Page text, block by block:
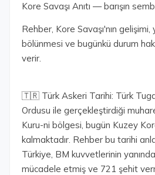
Kore Savaşı Anıtı — barışın
Rehber, Kore Savaşı'nın gelişimi,
bölünmesi ve bugünkü durum
verir.
🇹🇷 Türk Askeri Tarihi: Türk
Ordusu ile gerçekleştirdiği
Kuru-ni bölgesi, bugün Kuzey
kalmaktadır. Rehber bu tarihi
Türkiye, BM kuvvetlerinin
mücadele etmiş ve 721 şehit